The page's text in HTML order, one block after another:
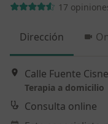
17
Dirección
Calle Fuente
Terapia a domicilio
Consulta online